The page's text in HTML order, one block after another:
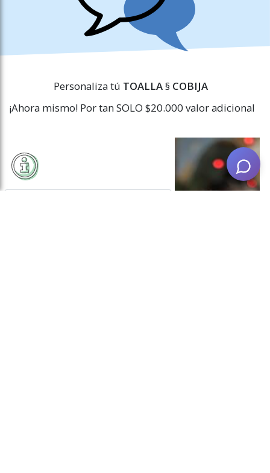
Personaliza tú TOALLA§ COBIJA
¡Ahora mismo! Por tan SOLO $20.000 valor adicional